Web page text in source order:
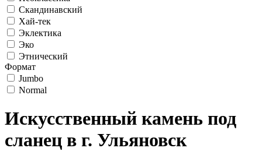
Скандинавский
Хай-тек
Эклектика
Эко
Этнический
Формат
Jumbo
Normal
Искусственный камень под
сланец в г. Ульяновск